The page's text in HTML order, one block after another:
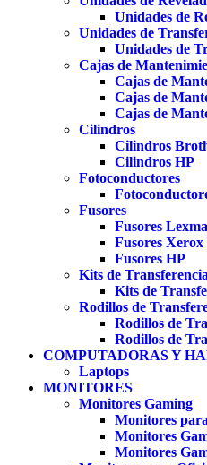
Unidades de
Unidades de
Unidades de
Cajas de
Cajas de
Cajas de
Cajas de
Cilindros
Cilindros
Cilindros HP
Fotoconductores
Fusores
Fusores
Fusores Xerox
Fusores HP
Kits de Transferencia
Kits de
Rodillos de
Rodillos de
Rodillos de
COMPUTADORAS Y
Laptops
MONITORES
Monitores Gaming
Monitores
Monitores
Monitores